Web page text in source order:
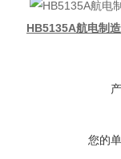
HB5135A航电制
您的